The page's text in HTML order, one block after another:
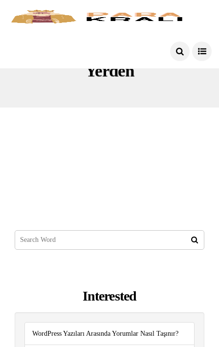
Yerden
Interested
WordPress Yazıları Arasında Yorumlar Nasıl Taşınır?